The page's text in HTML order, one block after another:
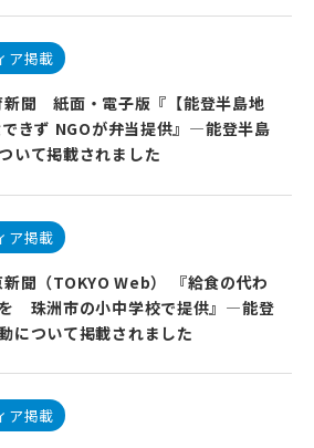
ア掲載
新聞 紙面・電子版『【能登半島地
きず NGOが弁当提供』―能登半島
いて掲載されました
ア掲載
聞（TOKYO Web） 『給⾷の代わ
珠洲市の⼩中学校で提供』―能登
について掲載されました
ア掲載